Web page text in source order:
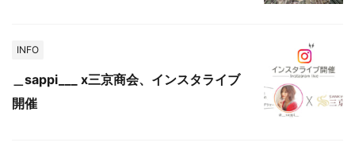
INFO
＿sappi___ x三京商会、インスタライブ
開催